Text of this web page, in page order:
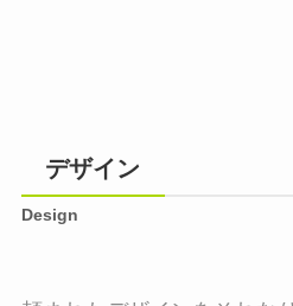
デザイン
Design